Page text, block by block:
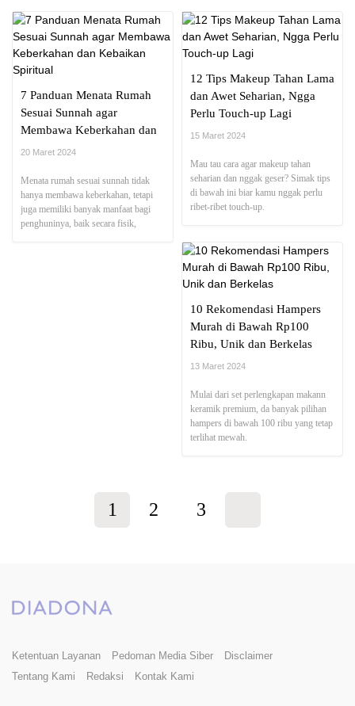
7 Panduan Menata Rumah
Sesuai Sunnah agar
Membawa Keberkahan dan
Kebaikan Spiritual
20 Maret 2024
Menata rumah sesuai sunnah tidak
hanya membawa keberkahan, tetapi
juga memiliki banyak manfaat bagi
penghuninya, baik secara fisik,
12 Tips Makeup Tahan Lama
dan Awet Seharian, Ngga
Perlu Touch-up Lagi
15 Maret 2024
Mau tau cara agar makeup tahan
seharian dan nggak geser? Simak tips
di bawah ini biar kamu nggak perlu
ribet-ribet touch-up.
10 Rekomendasi Hampers
Murah di Bawah Rp100
Ribu, Unik dan Berkelas
13 Maret 2024
Mulai dari set perlengkapan makann
keramik premium, da banyak pilihan
hampers di bawah 100 ribu yang tetap
terlihat mewah.
1 2 3
Ketentuan Layanan Pedoman Media Siber
Disclaimer
Tentang Kami
Redaksi Kontak Kami